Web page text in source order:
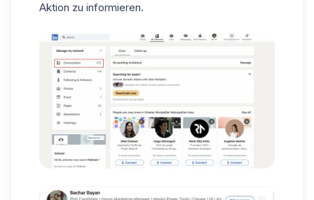
Aktion zu informieren.